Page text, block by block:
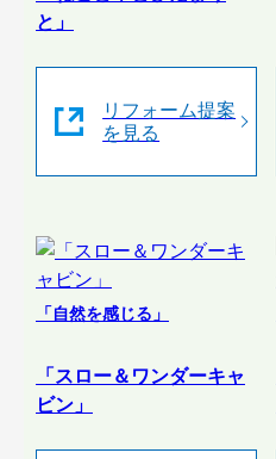
と」
リフォーム提案
を見る
「自然を感じる」
「スロー＆ワンダーキャ
ビン」